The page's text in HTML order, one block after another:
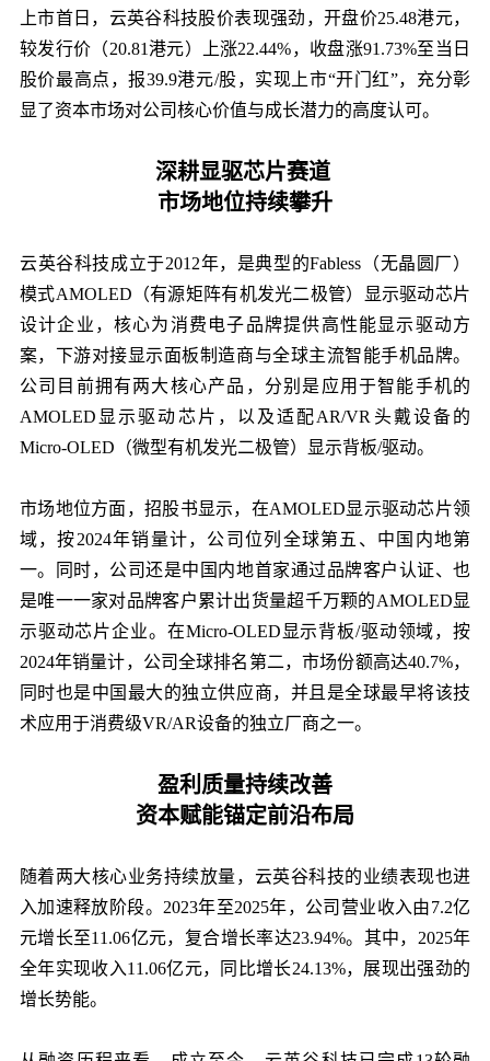
上市首日，云英谷科技股价表现强劲，开盘价25.48港元，
较发行价（20.81港元）上涨22.44%，收盘涨91.73%至当日
股价最高点，报39.9港元/股，实现上市“开门红”，充分彰
显了资本市场对公司核心价值与成长潜力的高度认可。
深耕显驱芯片赛道
市场地位持续攀升
云英谷科技成立于2012年，是典型的Fabless（无晶圆厂）
模式AMOLED（有源矩阵有机发光二极管）显示驱动芯片
设计企业，核心为消费电子品牌提供高性能显示驱动方
案，下游对接显示面板制造商与全球主流智能手机品牌。
公司目前拥有两大核心产品，分别是应用于智能手机的
AMOLED显示驱动芯片，以及适配AR/VR头戴设备的
Micro-OLED（微型有机发光二极管）显示背板/驱动。
市场地位方面，招股书显示，在AMOLED显示驱动芯片领
域，按2024年销量计，公司位列全球第五、中国内地第
一。同时，公司还是中国内地首家通过品牌客户认证、也
是唯一一家对品牌客户累计出货量超千万颗的AMOLED显
示驱动芯片企业。在Micro-OLED显示背板/驱动领域，按
2024年销量计，公司全球排名第二，市场份额高达40.7%，
同时也是中国最大的独立供应商，并且是全球最早将该技
术应用于消费级VR/AR设备的独立厂商之一。
盈利质量持续改善
资本赋能锚定前沿布局
随着两大核心业务持续放量，云英谷科技的业绩表现也进
入加速释放阶段。2023年至2025年，公司营业收入由7.2亿
元增长至11.06亿元，复合增长率达23.94%。其中，2025年
全年实现收入11.06亿元，同比增长24.13%，展现出强劲的
增长势能。